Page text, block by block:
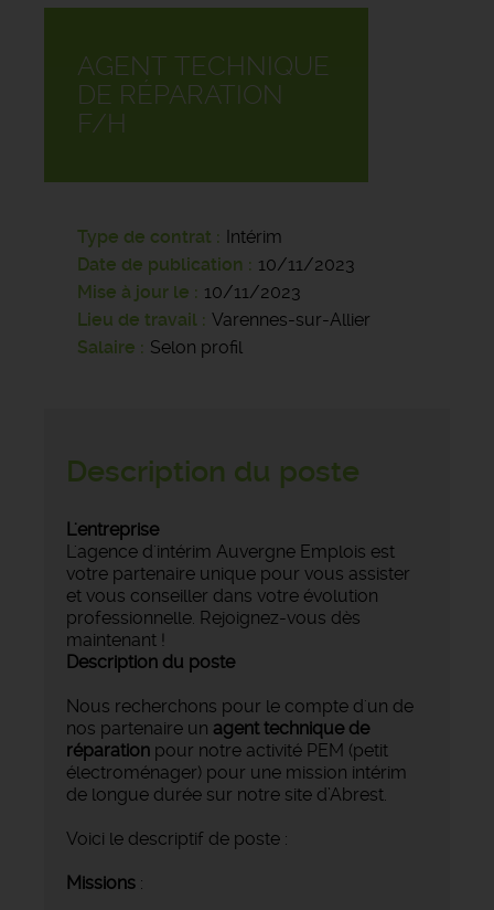
AGENT TECHNIQUE
DE RÉPARATION
F/H
Type de contrat
Intérim
Date de publication
10/11/2023
Mise à jour le
10/11/2023
Lieu de travail
Varennes-sur-Allier
Salaire
Selon profil
Description du poste
L'entreprise
L'agence d'intérim Auvergne Emplois est
votre partenaire unique pour vous assister
et vous conseiller dans votre évolution
professionnelle. Rejoignez-vous dès
maintenant !
Description du poste
Nous recherchons pour le compte d'un de
nos partenaire un agent technique de
réparation pour notre activité PEM (petit
électroménager) pour une mission intérim
de longue durée sur notre site d’Abrest.
Voici le descriptif de poste :
Missions :